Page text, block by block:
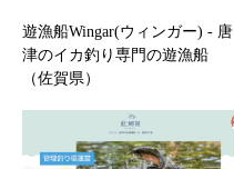
遊漁船Wingar(ウィンガー) ‐ 唐
津のイカ釣り専門の遊漁船
（佐賀県）